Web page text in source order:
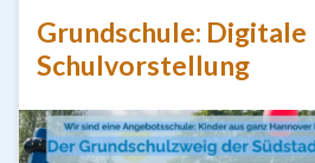
Grundschule: Digitale
Schulvorstellung